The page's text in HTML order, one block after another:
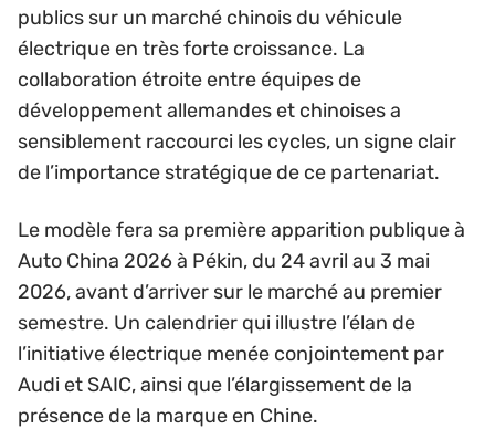
publics sur un marché chinois du véhicule
électrique en très forte croissance. La
collaboration étroite entre équipes de
développement allemandes et chinoises a
sensiblement raccourci les cycles, un signe clair
de l’importance stratégique de ce partenariat.
Le modèle fera sa première apparition publique à
Auto China 2026 à Pékin, du 24 avril au 3 mai
2026, avant d’arriver sur le marché au premier
semestre. Un calendrier qui illustre l’élan de
l’initiative électrique menée conjointement par
Audi et SAIC, ainsi que l’élargissement de la
présence de la marque en Chine.